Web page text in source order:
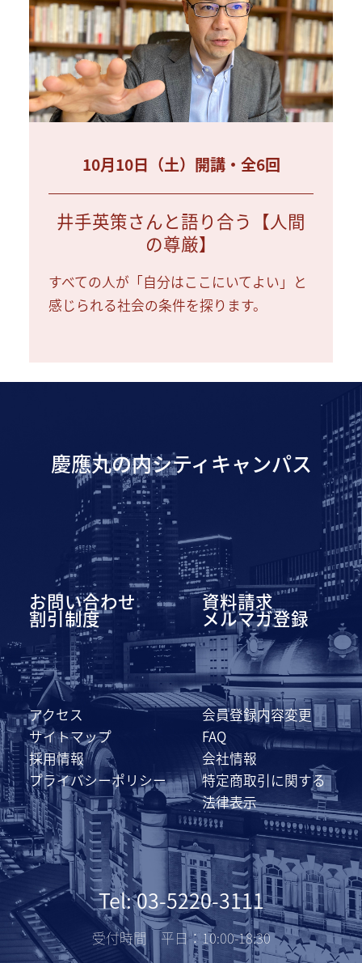
10月10日（土）開講・全6回
井手英策さんと語り合う【人間
の尊厳】
すべての人が「自分はここにいてよい」と
感じられる社会の条件を探ります。
慶應丸の内シティキャンパス
お問い合わせ 資料請求
割引制度 メルマガ登録
アクセス
会員登録内容変更
サイトマップ
FAQ
採用情報
会社情報
プライバシーポリシー
特定商取引に関する
法律表示
Tel: 03-5220-3111
受付時間 平日：10:00-18:30